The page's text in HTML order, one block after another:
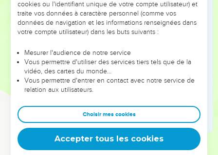
car il y a là un temps pour toute chose et pour toute oeuvre.
J'ai dit en mon coeur, au sujet des fils de l'homme, que
Dieu les éprouverait, et qu'eux-mêmes verraient qu'ils ne
Car le sort des fils de l'homme et celui de la bête sont pour
eux un même sort ; comme meurt l'un, ainsi meurt l'autre, ils
ont tous un même souffle, et la supériorité de l'homme sur la
bête est nulle ; car tout est vanité.
Tout va dans un même lieu ; tout a été fait de la poussière,
et tout retourne à la poussière.
Qui sait si le souffle des fils de l'homme monte en haut, et
si le souffle de la bête descend en bas dans la terre ?
cookies ou l'identifiant unique de votre compte utilisateur) et
traite vos données à caractère personnel (comme vos
données de navigation et les informations renseignées dans
votre compte utilisateur) dans les buts suivants :
Mesurer l'audience de notre service
Vous permettre d'utiliser des services tiers tels que de la
vidéo, des cartes du monde…
Vous permettre d'entrer en contact avec notre service de
relation aux utilisateurs.
Choisir mes cookies
Accepter tous les cookies